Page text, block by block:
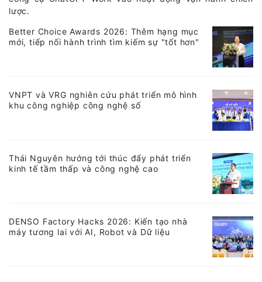
lược.
Better Choice Awards 2026: Thêm hạng mục
mới, tiếp nối hành trình tìm kiếm sự "tốt hơn"
VNPT và VRG nghiên cứu phát triển mô hình
khu công nghiệp công nghệ số
Thái Nguyên hướng tới thúc đẩy phát triển
kinh tế tầm thấp và công nghệ cao
DENSO Factory Hacks 2026: Kiến tạo nhà
máy tương lai với AI, Robot và Dữ liệu